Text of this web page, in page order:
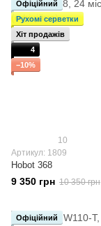
Офіційний
Рухомі серветки
Хіт продажів
4
−10%
10
Артикул: 1809
Hobot 368
9 350 грн 10 350 грн
Офіційний